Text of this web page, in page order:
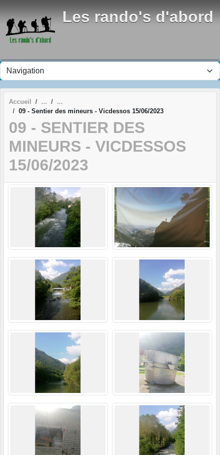
Les rando's d'abord
Accueil
09 - Sentier des mineurs - Vicdessos 15/06/2023
09 - SENTIER DES
MINEURS - VICDESSOS
15/06/2023